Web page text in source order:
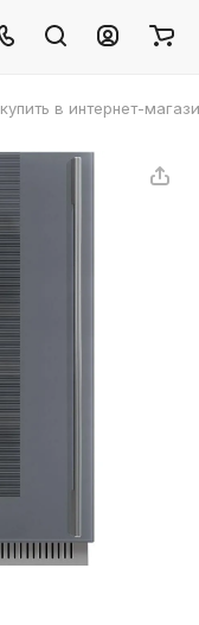
в интернет-